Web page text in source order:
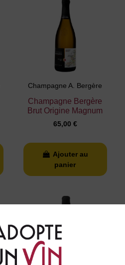
Champagne A. Bergère
Champagne Bergère
Brut Origine Magnum
65,00 €
Ajouter au
panier